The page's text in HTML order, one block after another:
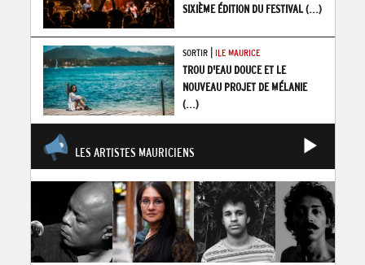
SIXIÈME ÉDITION DU FESTIVAL(...)
SORTIR| ILE MAURICE
TROU D'EAU DOUCE ET LE
NOUVEAU PROJET DE MÉLANIE
(...)
LES ARTISTES MAURICIENS